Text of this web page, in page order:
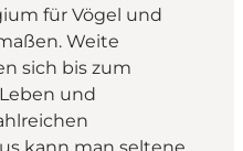
für Vögel und
Weite
sich bis zum
und
kann man seltene